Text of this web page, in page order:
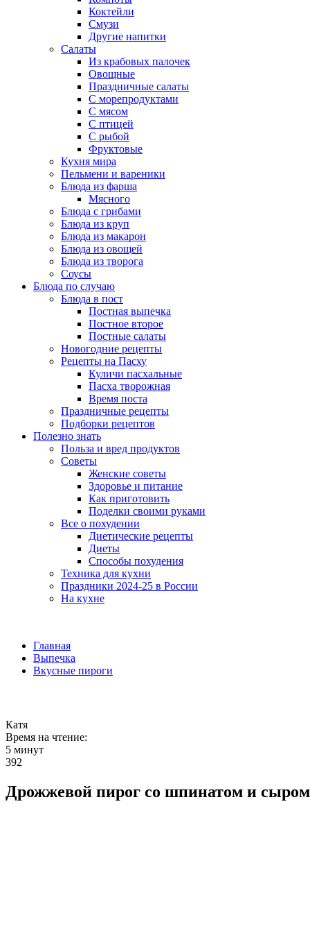
Коктейли
Смузи
Другие напитки
Салаты
Из крабовых палочек
Овощные
Праздничные салаты
С морепродуктами
С мясом
С птицей
С рыбой
Фруктовые
Кухня мира
Пельмени и вареники
Блюда из фарша
Мясного
Блюда с грибами
Блюда из круп
Блюда из макарон
Блюда из овощей
Блюда из творога
Соусы
Блюда по случаю
Блюда в пост
Постная выпечка
Постное второе
Постные салаты
Новогодние рецепты
Рецепты на Пасху
Куличи пасхальные
Пасха творожная
Время поста
Праздничные рецепты
Подборки рецептов
Полезно знать
Польза и вред продуктов
Советы
Женские советы
Здоровье и питание
Как приготовить
Поделки своими руками
Все о похудении
Диетические рецепты
Диеты
Способы похудения
Техника для кухни
Праздники 2024-25 в России
На кухне
Главная
Выпечка
Вкусные пироги
Катя
Время на чтение:
5 минут
392
Дрожжевой пирог со шпинатом и